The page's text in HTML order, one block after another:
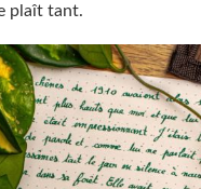
plaît tant.